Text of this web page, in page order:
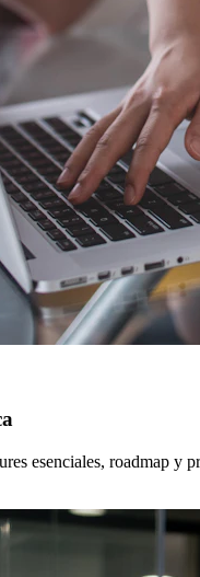
esenciales, roadmap y